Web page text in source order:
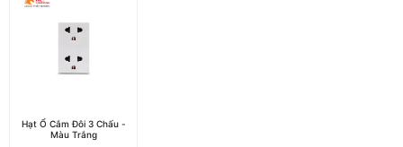
Hạt Ổ Cắm Đôi 3 Chấu -
Màu Trắng